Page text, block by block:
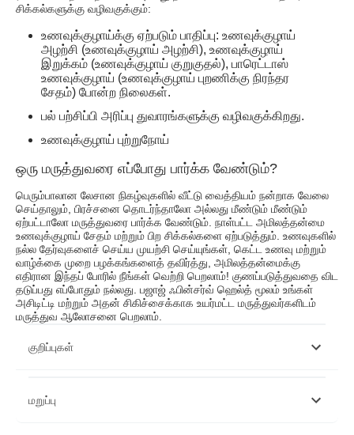
சிக்கல்களுக்கு வழிவகுக்கும்:
உணவுக்குழாய்க்கு ஏற்படும் பாதிப்பு: உணவுக்குழாய்
அழற்சி (உணவுக்குழாய் அழற்சி), உணவுக்குழாய்
இறுக்கம் (உணவுக்குழாய் குறுகுதல்), பாரெட்டாஸ்
உணவுக்குழாய் (உணவுக்குழாய் புறணிக்கு நிரந்தர
சேதம்) போன்ற நிலைகள்.
பல் பற்சிப்பி அரிப்பு துவாரங்களுக்கு வழிவகுக்கிறது.
உணவுக்குழாய் புற்றுநோய்
ஒரு மருத்துவரை எப்போது பார்க்க வேண்டும்?
பெரும்பாலான லேசான நிகழ்வுகளில் வீட்டு வைத்தியம் நன்றாக வேலை
செய்தாலும், பிரச்சனை தொடர்ந்தாலோ அல்லது மீண்டும் மீண்டும்
ஏற்பட்டாலோ மருத்துவரை பார்க்க வேண்டும். நாள்பட்ட அமிலத்தன்மை
உணவுக்குழாய் சேதம் மற்றும் பிற சிக்கல்களை ஏற்படுத்தும். உணவுகளில்
நல்ல தேர்வுகளைச் செய்ய முயற்சி செய்யுங்கள், கெட்ட உணவு மற்றும்
வாழ்க்கை முறை பழக்கங்களைத் தவிர்த்து, அமிலத்தன்மைக்கு
எதிரான இந்தப் போரில் நீங்கள் வெற்றி பெறலாம்! குணப்படுத்துவதை விட
தடுப்பது எப்போதும் நல்லது. பஜாஜ் ஃபின்சர்வ் ஹெல்த் மூலம் உங்கள்
அசிடிட்டி மற்றும் அதன் சிகிச்சைக்காக உயர்மட்ட மருத்துவர்களிடம்
மருத்துவ ஆலோசனை பெறலாம்.
குறிப்புகள்
மறுப்பு